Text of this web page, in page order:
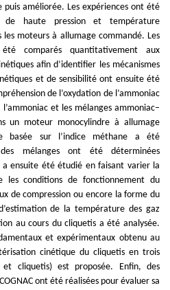
puis améliorée. Les expériences ont été
de haute pression et température
moteurs à allumage commandé. Les
comparés quantitativement aux
afin d’identifier les mécanismes
et de sensibilité ont ensuite été
de l’oxydation de l’ammoniac
et les mélanges ammoniac–
un moteur monocylindre à allumage
basée sur l’indice méthane a été
mélanges ont été déterminées
ensuite été étudié en faisant varier la
les conditions de fonctionnement du
de compression ou encore la forme du
de la température des gaz
au cours du cliquetis a été analysée.
et expérimentaux obtenu au
cinétique du cliquetis en trois
et cliquetis) est proposée. Enfin, des
ont été réalisées pour évaluer sa